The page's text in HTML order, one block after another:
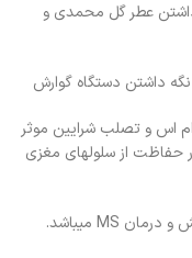
داشتن عطر گل محمدی و
ام اس و تصلب شرایین موثر
حفاظت از سلولهای مغزی